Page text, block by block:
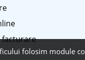
facturare
folosim module